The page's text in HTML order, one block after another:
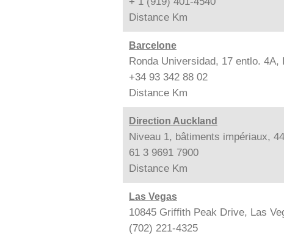
Distance Km
Barcelone
Ronda Universidad, 17 entlo. 4A,
+34 93 342 88 02
Distance Km
Direction Auckland
Niveau 1, bâtiments impériaux,
61 3 9691 7900
Distance Km
Las Vegas
10845 Griffith Peak Drive, Las
(702) 221-4325